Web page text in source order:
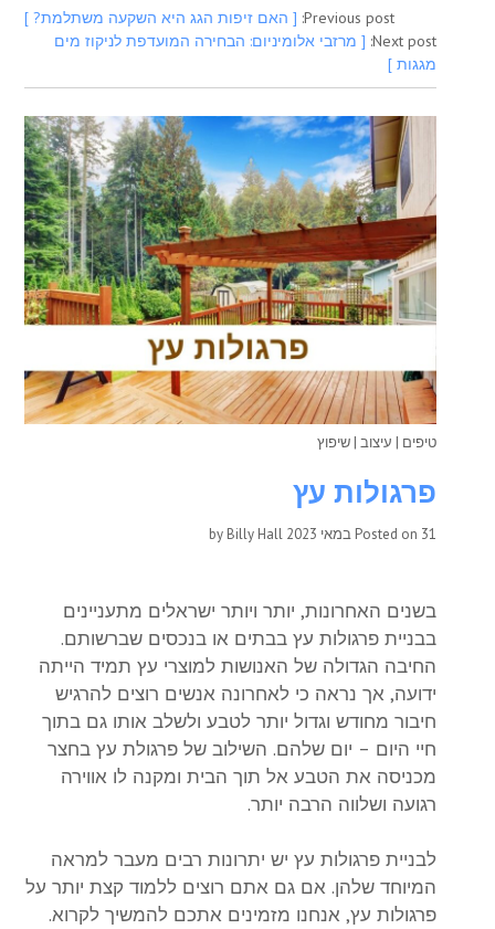
Previous post: [ האם זיפות הגג היא השקעה משתלמת? ]
Next post: [ מרזבי אלומיניום: הבחירה המועדפת לניקוז מים
מגגות ]
טיפים | עיצוב |שיפוץ
פרגולות עץ
Posted on 31 במאי 2023 by
Billy Hall
בשנים האחרונות, יותר ויותר ישראלים מתעניינים
בבניית פרגולות עץ בבתים או בנכסים שברשותם.
החיבה הגדולה של האנושות למוצרי עץ תמיד הייתה
ידועה, אך נראה כי לאחרונה אנשים רוצים להרגיש
חיבור מחודש וגדול יותר לטבע ולשלב אותו גם בתוך
חיי היום – יום שלהם. השילוב של פרגולת עץ בחצר
מכניסה את הטבע אל תוך הבית ומקנה לו אווירה
רגועה ושלווה הרבה יותר.
לבניית פרגולות עץ יש יתרונות רבים מעבר למראה
המיוחד שלהן. אם גם אתם רוצים ללמוד קצת יותר על
פרגולות עץ, אנחנו מזמינים אתכם להמשיך לקרוא.